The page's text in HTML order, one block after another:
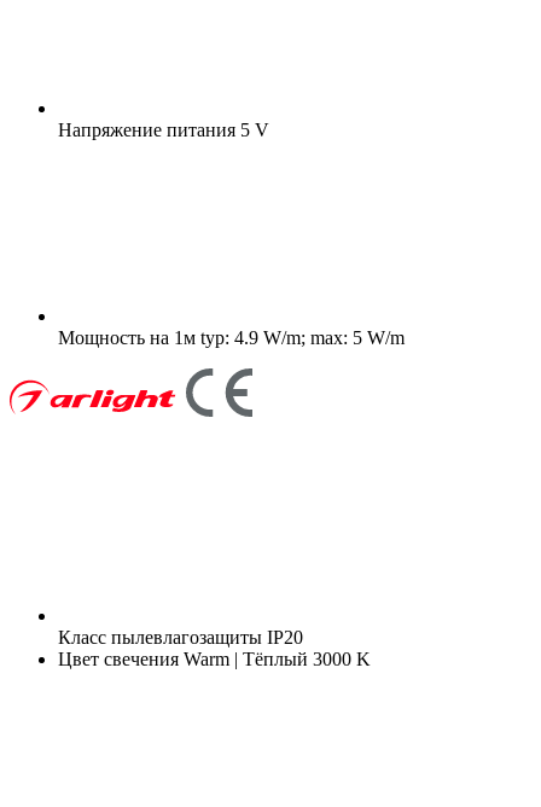
Напряжение питания 5 V
Мощность на 1м typ: 4.9 W/m; max: 5 W/m
Класс пылевлагозащиты IP20
Цвет свечения Warm | Тёплый 3000 K